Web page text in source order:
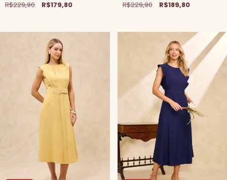
R$229,90 R$179,80 R$229,90 R$189,80